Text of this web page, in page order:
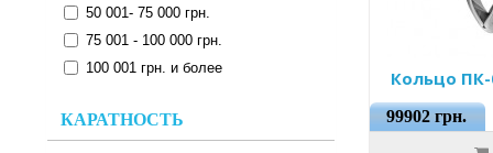
50 001- 75 000 грн.
75 001 - 100 000 грн.
100 001 грн. и более
КАРАТНОСТЬ
Кольцо
99902 грн.